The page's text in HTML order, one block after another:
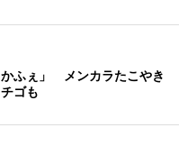
ふぇ」 メンカラたこやき
ゴも